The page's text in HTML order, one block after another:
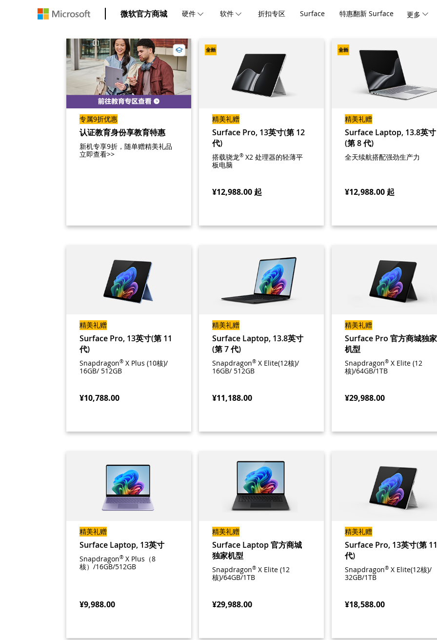
微软官方商城 硬件 软件 折扣专区 Surface 特惠翻新 Surface 更多
专属9折优惠
认证教育身份享教育特惠
新机专享9折，随单赠精美礼品
立即查看>>
精美礼赠
Surface Pro, 13英寸(第 12
代)
搭载骁龙®X2 处理器的轻薄平
板电脑
¥12,988.00 起
精美礼赠
Surface Laptop, 13.8英寸
(第 8 代)
全天续航搭配强劲生产力
¥12,988.00 起
精美礼赠
Surface Pro, 13英寸(第 11
代)
Snapdragon®X Plus (10核)/
16GB/ 512GB
¥10,788.00
精美礼赠
Surface Laptop, 13.8英寸
(第 7 代)
Snapdragon®X Elite(12核)/
16GB/ 512GB
¥11,188.00
精美礼赠
Surface Pro 官方商城独家
机型
Snapdragon® X Elite (12
核)/64GB/1TB
¥29,988.00
精美礼赠
Surface Laptop, 13英寸
Snapdragon®X Plus（8
核）/16GB/512GB
¥9,988.00
精美礼赠
Surface Laptop 官方商城
独家机型
Snapdragon®X Elite (12
核)/64GB/1TB
¥29,988.00
精美礼赠
Surface Pro, 13英寸(第 11
代)
Snapdragon® X Elite(12核)/
32GB/1TB
¥18,588.00